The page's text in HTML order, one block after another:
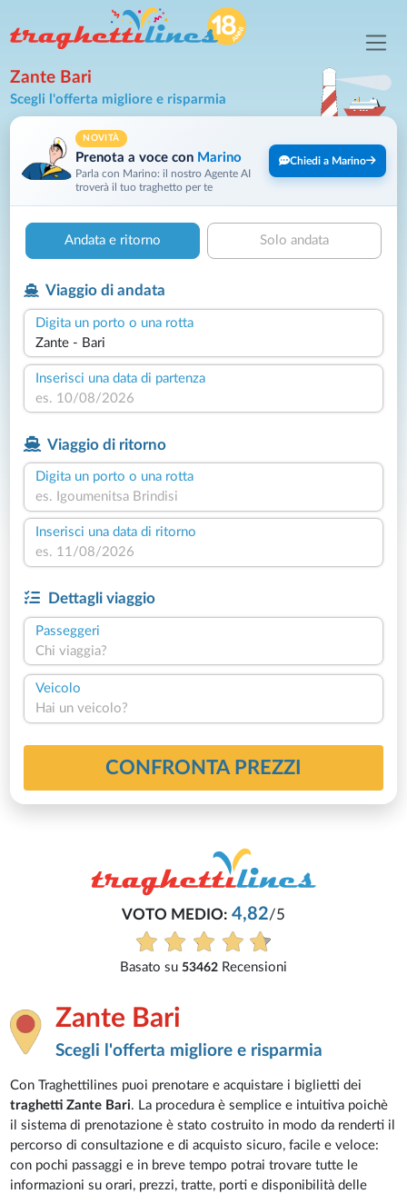
Zante Bari
Scegli l'offerta migliore e risparmia
NOVITÀ
Prenota a voce con Marino
Parla con Marino: il nostro Agente AI
troverà il tuo traghetto per te
Chiedi a Marino
Andata e ritorno Solo andata
Viaggio di andata
Digita un porto o una rotta
Inserisci una data di partenza
Viaggio di ritorno
Digita un porto o una rotta
Inserisci una data di ritorno
Dettagli viaggio
Passeggeri
Chi viaggia?
Veicolo
Hai un veicolo?
CONFRONTA PREZZI
VOTO MEDIO: 4,82/5
Basato su 53462 Recensioni
Zante Bari
Scegli l'offerta migliore e risparmia
Con Traghettilines puoi prenotare e acquistare i biglietti dei
traghetti Zante Bari. La procedura è semplice e intuitiva poichè
il sistema di prenotazione è stato costruito in modo da renderti il
percorso di consultazione e di acquisto sicuro, facile e veloce:
con pochi passaggi e in breve tempo potrai trovare tutte le
informazioni su orari, prezzi, tratte, porti e disponibilità delle